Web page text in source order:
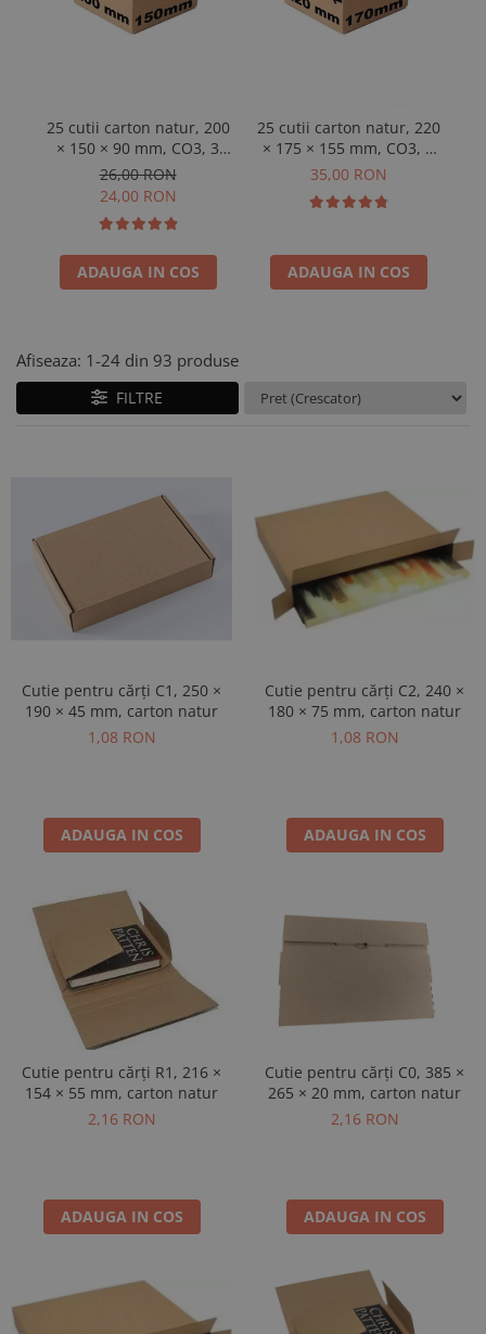
25 cutii carton natur, 200
× 150 × 90 mm, CO3, 3
straturi
26,00 RON
24,00 RON
ADAUGA IN COS
25 cutii carton natur, 220
× 175 × 155 mm, CO3, 3
straturi
35,00 RON
ADAUGA IN COS
Afiseaza: 1-24 din 93 produse
FILTRE
Cutie pentru cărți C1, 250 ×
190 × 45 mm, carton natur
1,08 RON
ADAUGA IN COS
Cutie pentru cărți C2, 240 ×
180 × 75 mm, carton natur
1,08 RON
ADAUGA IN COS
Cutie pentru cărți R1, 216 ×
154 × 55 mm, carton natur
2,16 RON
ADAUGA IN COS
Cutie pentru cărți C0, 385 ×
265 × 20 mm, carton natur
2,16 RON
ADAUGA IN COS